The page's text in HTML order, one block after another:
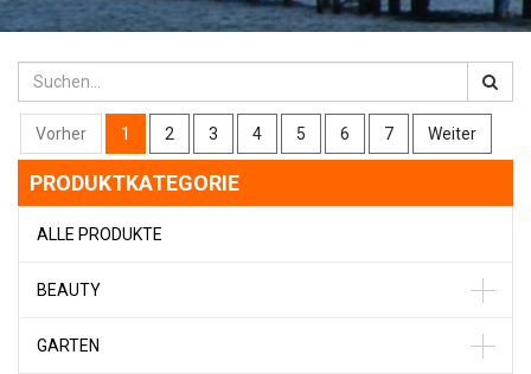
Vorher 1 2 3 4 5 6 7 Weiter
PRODUKTKATEGORIE
ALLE PRODUKTE
BEAUTY
GARTEN